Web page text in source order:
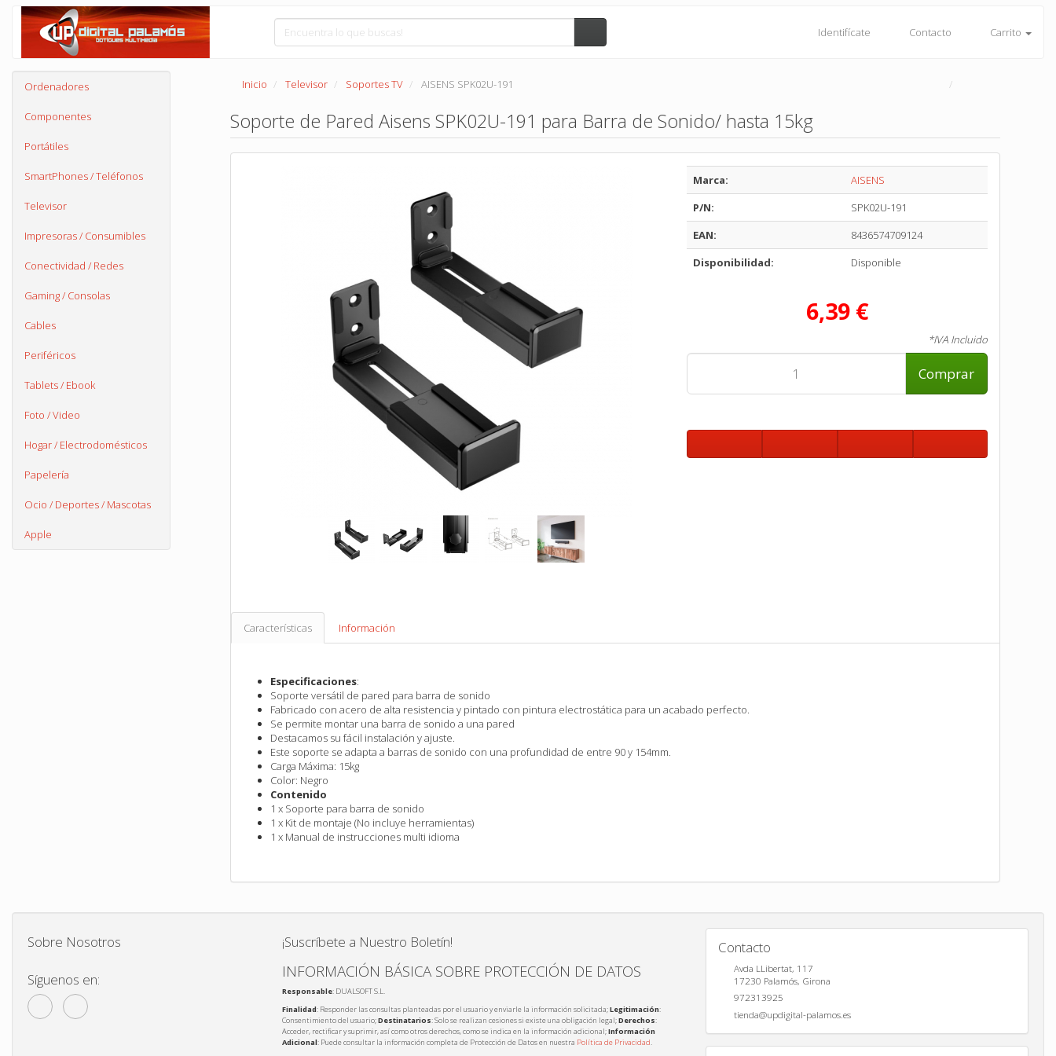
Identifícate Contacto Carrito
Ordenadores
Componentes
Portátiles
SmartPhones / Teléfonos
Televisor
Impresoras / Consumibles
Conectividad / Redes
Gaming / Consolas
Cables
Periféricos
Tablets / Ebook
Foto / Video
Hogar / Electrodomésticos
Papelería
Ocio / Deportes / Mascotas
Apple
Inicio Televisor Soportes TV AISENS SPK02U-191
Soporte de Pared Aisens SPK02U-191 para Barra de Sonido/ hasta 15kg
Marca:
AISENS
P/N:
SPK02U-191
EAN:
8436574709124
Disponibilidad:
Disponible
6,39 €
*IVA Incluido
Comprar
Características Información
Especificaciones:
Soporte versátil de pared para barra de sonido
Fabricado con acero de alta resistencia y pintado con pintura electrostática para un acabado perfecto.
Se permite montar una barra de sonido a una pared
Destacamos su fácil instalación y ajuste.
Este soporte se adapta a barras de sonido con una profundidad de entre 90 y 154mm.
Carga Máxima: 15kg
Color: Negro
Contenido
1 x Soporte para barra de sonido
1 x Kit de montaje (No incluye herramientas)
1 x Manual de instrucciones multi idioma
Sobre Nosotros
Síguenos en:
¡Suscríbete a Nuestro Boletín!
INFORMACIÓN BÁSICA SOBRE PROTECCIÓN DE DATOS
Responsable: DUALSOFT S.L.
Finalidad: Responder las consultas planteadas por el usuario y enviarle la información solicitada;Legitimación:
Consentimiento del usuario;Destinatarios: Solo se realizan cesiones si existe una obligación legal;Derechos:
Acceder, rectificar y suprimir, así como otros derechos, como se indica en la información adicional;Información
Adicional: Puede consultar la información completa de Protección de Datos en nuestra Política de Privacidad.
Contacto
Avda LLibertat, 117
17230 Palamós, Girona
972313925
tienda@updigital-palamos.es